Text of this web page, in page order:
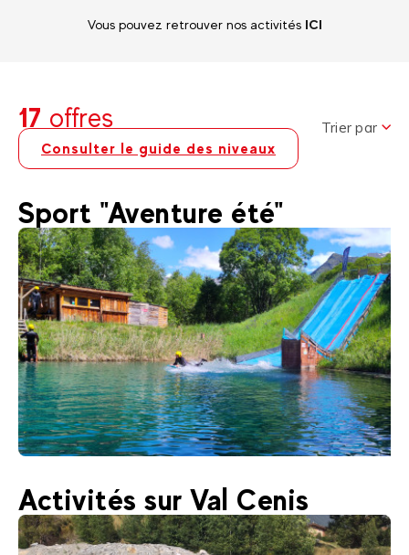
Vous pouvez retrouver nos activités ICI
17 offres
Consulter le guide des niveaux
Trier par
Sport "Aventure été"
Valfréjus
Aquasensations® (Val Cenis)
Dès 22€
Activités sur Val Cenis